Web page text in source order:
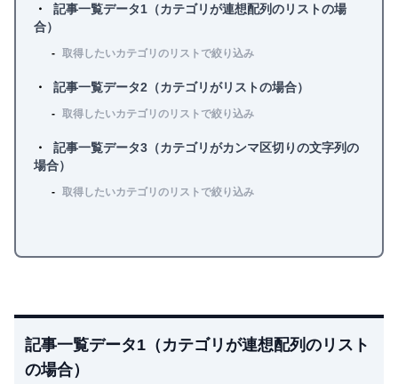
記事一覧データ1（カテゴリが連想配列のリストの場
合）
取得したいカテゴリのリストで絞り込み
記事一覧データ2（カテゴリがリストの場合）
取得したいカテゴリのリストで絞り込み
記事一覧データ3（カテゴリがカンマ区切りの文字列の
場合）
取得したいカテゴリのリストで絞り込み
記事一覧データ1（カテゴリが連想配列のリスト
の場合）